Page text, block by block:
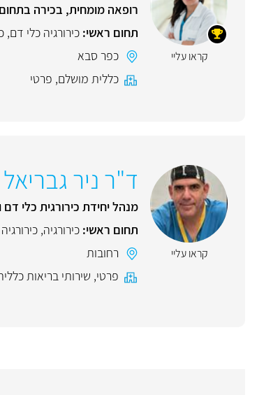
קראו עליי
רופאה מומחית, בכירה
תחום ראשי: כירורגיה כלי דם,
כפר סבא
כללית מושלם, פרטי
קראו עליי
ד"ר ניר גבריאל
מנהל יחידת כירורגית כלי
תחום ראשי: כירורגיה,
רחובות
פרטי, שירותי בריאות